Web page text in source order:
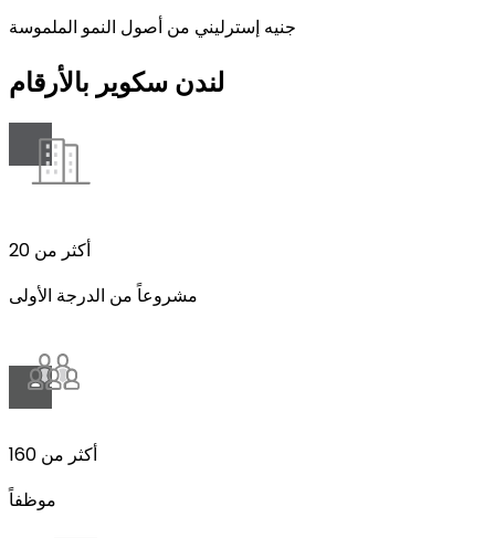
جنيه إسترليني من أصول النمو الملموسة
لندن سكوير بالأرقام
أكثر من 20
مشروعاً من الدرجة الأولى
أكثر من 160
موظفاً